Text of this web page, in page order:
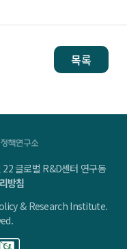
목록
글로벌 R&D센터 연구동
방침
& Research Institute.